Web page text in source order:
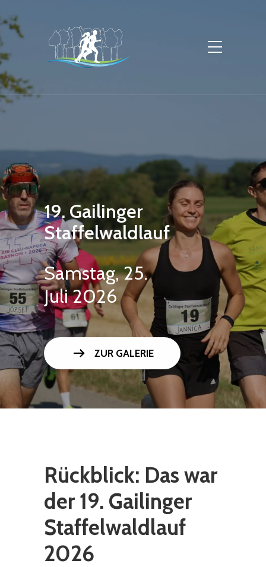
19. Gailinger
Staffelwaldlauf
Samstag, 25.
Juli 2026
arrow_right_alt ZUR GALERIE
Rückblick: Das war
der 19. Gailinger
Staffelwaldlauf
2026